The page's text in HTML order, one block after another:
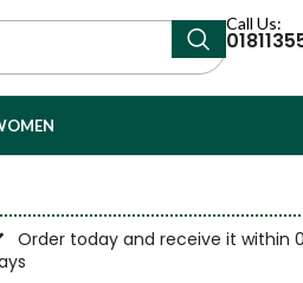
Call Us:
Order today and receive it within